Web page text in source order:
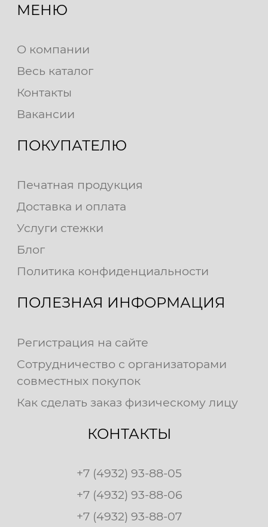
МЕНЮ
О компании
Весь каталог
Контакты
Вакансии
ПОКУПАТЕЛЮ
Печатная продукция
Доставка и оплата
Услуги стежки
Блог
Политика конфиденциальности
ПОЛЕЗНАЯ ИНФОРМАЦИЯ
Регистрация на сайте
Сотрудничество с организаторами
совместных покупок
Как сделать заказ физическому лицу
КОНТАКТЫ
+7 (4932) 93-88-05
+7 (4932) 93-88-06
+7 (4932) 93-88-07